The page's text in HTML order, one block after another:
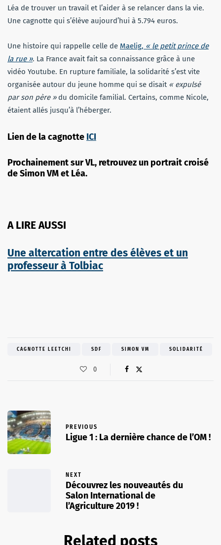
Léa de trouver un travail et l’aider à se relancer dans la vie.
Une cagnotte qui s’élève aujourd’hui à 5.794 euros.
Une histoire qui rappelle celle de Maelig, « le petit prince de
la rue ». La France avait fait sa connaissance grâce à une
vidéo Youtube. En rupture familiale, la solidarité s’est vite
organisée autour du jeune homme qui se disait « expulsé
par son père »du domicile familial. Certains, comme Nicole,
étaient allés jusqu’à l’héberger.
Lien de la cagnotte ICI
Prochainement sur VL, retrouvez un portrait croisé
de Simon VM et Léa.
A LIRE AUSSI
Une altercation entre des élèves et un
professeur à Tolbiac
CAGNOTTE LEETCHI SDF SIMON VM SOLIDARITÉ
0
PREVIOUS
Ligue 1 : La dernière chance de l’OM !
NEXT
Découvrez les nouveautés du
Salon International de
l’Agriculture 2019 !
Related posts